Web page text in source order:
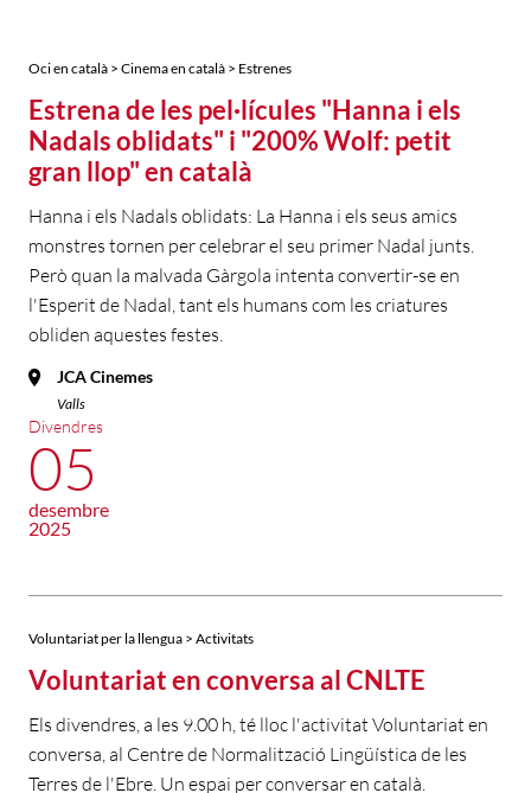
Oci en català > Cinema en català > Estrenes
Estrena de les pel·lícules "Hanna i els
Nadals oblidats" i "200% Wolf: petit
gran llop" en català
Hanna i els Nadals oblidats: La Hanna i els seus amics
monstres tornen per celebrar el seu primer Nadal junts.
Però quan la malvada Gàrgola intenta convertir-se en
l'Esperit de Nadal, tant els humans com les criatures
obliden aquestes festes.
JCA Cinemes
Valls
Divendres
05
desembre
2025
Voluntariat per la llengua > Activitats
Voluntariat en conversa al CNLTE
Els divendres, a les 9.00 h, té lloc l'activitat Voluntariat en
conversa, al Centre de Normalització Lingüística de les
Terres de l'Ebre. Un espai per conversar en català.